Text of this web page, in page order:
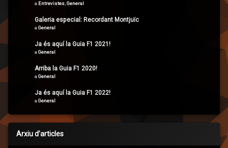
a Entrevistes,General
Galeria especial: Recordant Montjuïc
a General
Ja és aquí la Guia F1 2021!
a General
Arriba la Guia F1 2020!
a General
Ja és aquí la Guia F1 2022!
a General
Arxiu d’articles